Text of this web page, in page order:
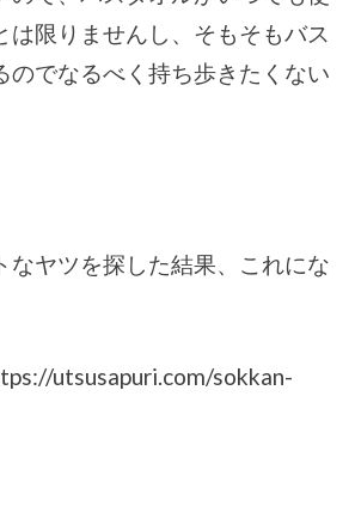
は限りませんし、そもそもバス
のでなるべく持ち歩きたくない
なヤツを探した結果、これにな
utsusapuri.com/sokkan-